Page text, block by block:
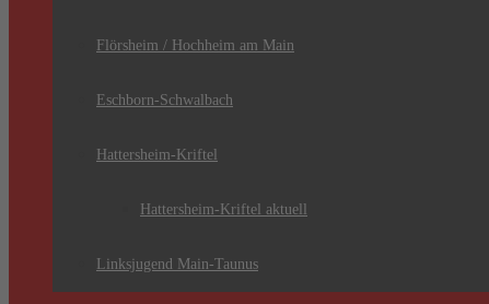
Flörsheim / Hochheim am Main
Eschborn-Schwalbach
Hattersheim-Kriftel
Hattersheim-Kriftel aktuell
Linksjugend Main-Taunus